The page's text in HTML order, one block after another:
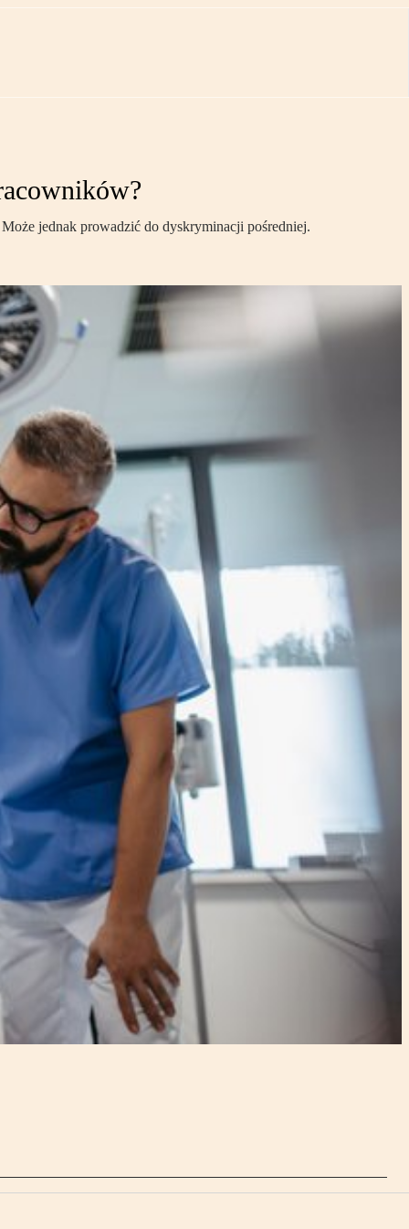
jednak prowadzić do dyskryminacji pośredniej.